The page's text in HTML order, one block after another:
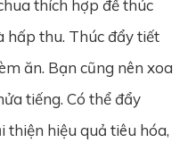
thích hợp để thúc
hấp thu. Thúc đẩy tiết
ăn. Bạn cũng nên xoa
tiếng. Có thể đẩy
thiện hiệu quả tiêu hóa,